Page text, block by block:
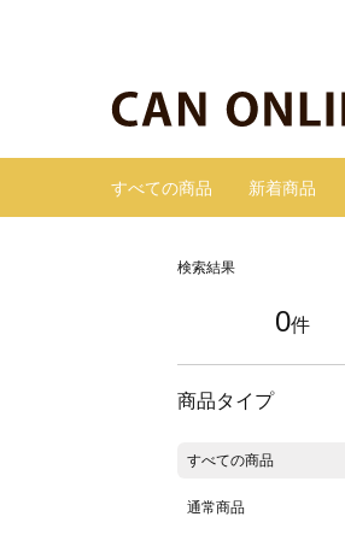
すべての商品 新着商品
検索結果
0件
商品タイプ
すべての商品
通常商品